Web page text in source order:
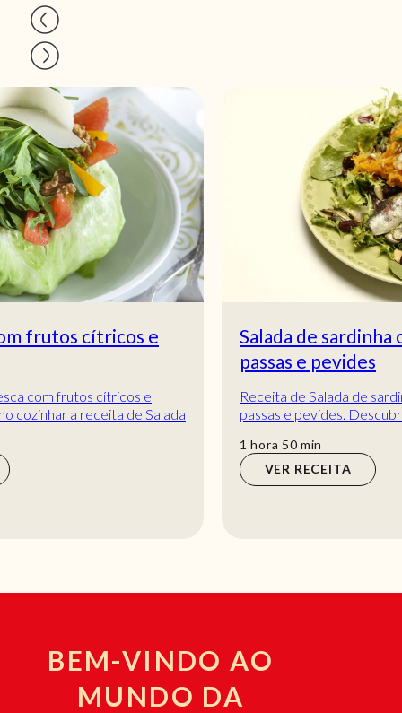
Salada de sardinha com escabeche,
Receita de Salada de sardinha com escabeche,
passas e pevides. Descubra como cozinhar a
BEM-VINDO AO
MUNDO DA